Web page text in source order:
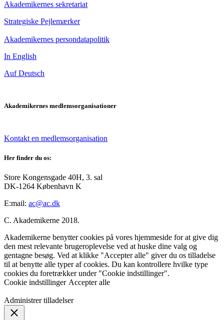
Akademikernes sekretariat
Strategiske Pejlemærker
Akademikernes persondatapolitik
In English
Auf Deutsch
Akademikernes medlemsorganisationer
Kontakt en medlemsorganisation
Her finder du os:
Store Kongensgade 40H, 3. sal
DK-1264 København K
E:mail: ac@ac.dk
C. Akademikerne 2018.
Akademikerne benytter cookies på vores hjemmeside for at give dig
den mest relevante brugeroplevelse ved at huske dine valg og
gentagne besøg. Ved at klikke "Accepter alle" giver du os tilladelse
til at benytte alle typer af cookies. Du kan kontrollere hvilke type
cookies du foretrækker under "Cookie indstillinger".
Cookie indstillinger Accepter alle
Administrer tilladelser